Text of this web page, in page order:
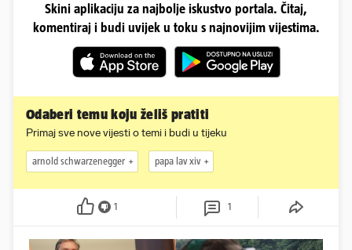
Skini aplikaciju za najbolje iskustvo portala. Čitaj,
komentiraj i budi uvijek u toku s najnovijim vijestima.
Odaberi temu koju želiš pratiti
Primaj sve nove vijesti o temi i budi u tijeku
arnold schwarzenegger papa lav xiv
1 1